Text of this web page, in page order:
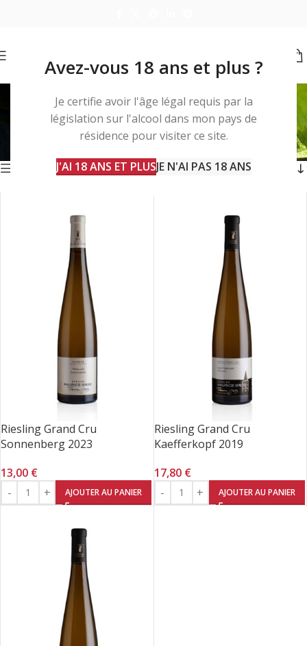
Avez-vous 18 ans et plus ?
Je certifie avoir l'âge légal requis par la
législation sur l'alcool dans mon pays de
résidence pour visiter ce site.
J'AI 18 ANS ET PLUSJE N'AI PAS 18 ANS
coq au riesling
Produits identifiés “coq au riesling”
3 résultats affichés
Barre d'outils
Riesling Grand Cru
Sonnenberg 2023
13,00 €
AJOUTER AU PANIER
Riesling Grand Cru
Kaefferkopf 2019
17,80 €
AJOUTER AU PANIER